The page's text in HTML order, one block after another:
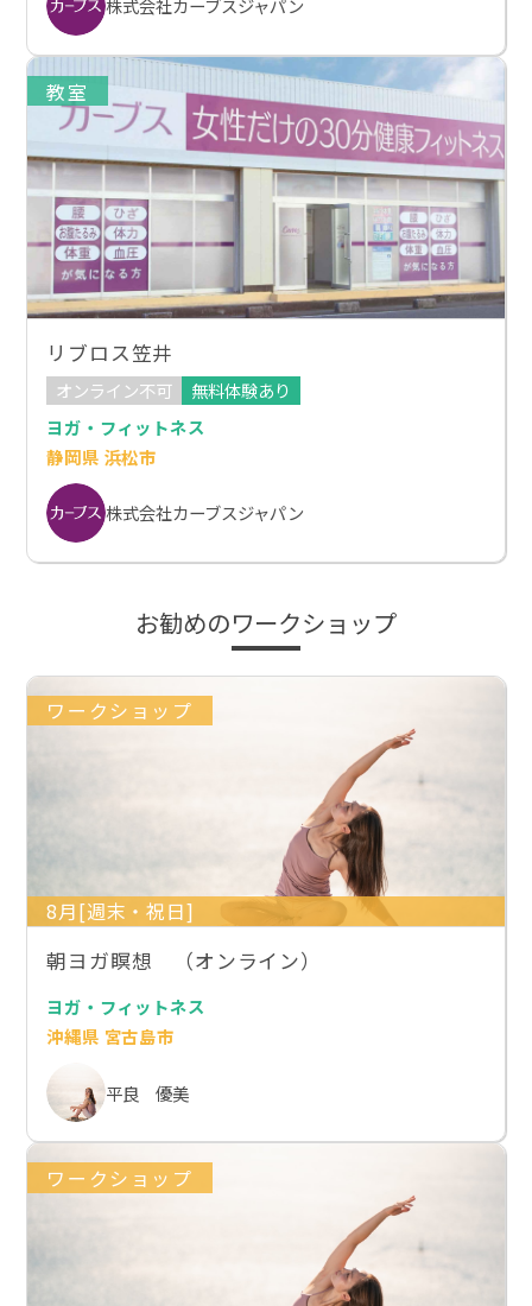
株式会社カーブスジャパン
教室
リブロス笠井
オンライン不可
無料体験あり
ヨガ・フィットネス
静岡県 浜松市
株式会社カーブスジャパン
お勧めのワークショップ
ワークショップ
8月[週末・祝日]
朝ヨガ瞑想 （オンライン）
ヨガ・フィットネス
沖縄県 宮古島市
平良 優美
ワークショップ